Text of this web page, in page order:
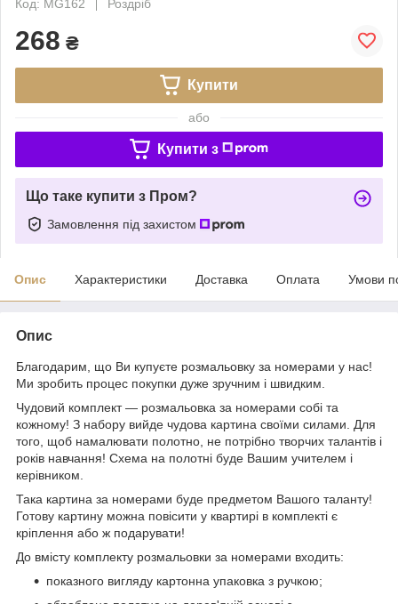
Код: MG162
Роздріб
268 ₴
Купити
або
Купити з
Що таке купити з Пром?
Замовлення під захистом
Опис Характеристики Доставка Оплата Умови
Опис
Благодарим, що Ви купуєте розмальовку за номерами у нас!
Ми зробить процес покупки дуже зручним і швидким.
Чудовий комплект — розмальовка за номерами собі та
кожному! З набору вийде чудова картина своїми силами. Для
того, щоб намалювати полотно, не потрібно творчих талантів і
років навчання! Схема на полотні буде Вашим учителем і
керівником.
Така картина за номерами буде предметом Вашого таланту!
Готову картину можна повісити у квартирі в комплекті є
кріплення або ж подарувати!
До вмісту комплекту розмальовки за номерами входить:
показного вигляду картонна упаковка з ручкою;